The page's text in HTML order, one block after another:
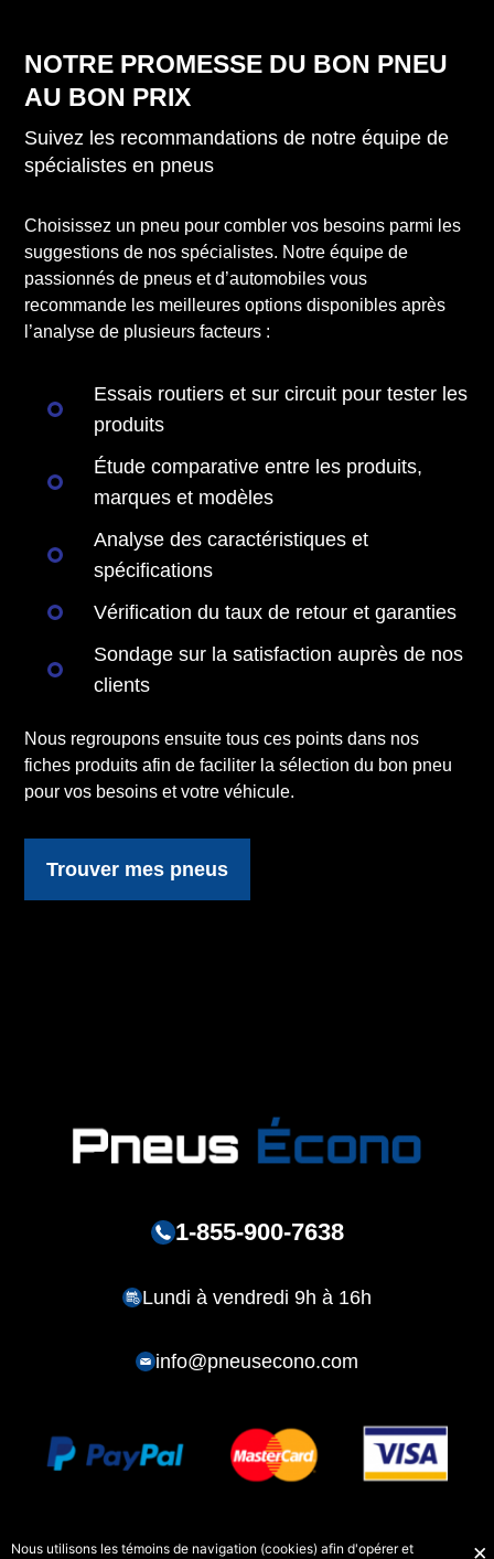
NOTRE PROMESSE DU BON PNEU
AU BON PRIX
Suivez les recommandations de notre équipe de
spécialistes en pneus
Choisissez un pneu pour combler vos besoins parmi les
suggestions de nos spécialistes. Notre équipe de
passionnés de pneus et d’automobiles vous
recommande les meilleures options disponibles après
l’analyse de plusieurs facteurs :
Essais routiers et sur circuit pour tester les
produits
Étude comparative entre les produits,
marques et modèles
Analyse des caractéristiques et
spécifications
Vérification du taux de retour et garanties
Sondage sur la satisfaction auprès de nos
clients
Nous regroupons ensuite tous ces points dans nos
fiches produits afin de faciliter la sélection du bon pneu
pour vos besoins et votre véhicule.
Trouver mes pneus
1-855-900-7638
Lundi à vendredi 9h à 16h
info@pneusecono.com
Nous utilisons les témoins de navigation (cookies) afin d'opérer et